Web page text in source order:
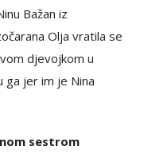
Bažan iz
Olja vratila se
djevojkom u
ga jer im je Nina
sestrom